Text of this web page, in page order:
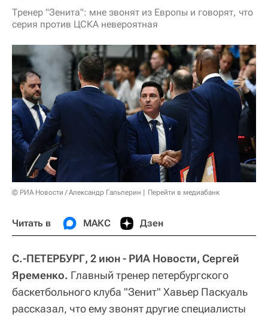
Тренер "Зенита": мне звонят из Европы и говорят, что
серия против ЦСКА невероятная
© РИА Новости / Александр Гальперин Перейти в медиабанк
Читать в МАКС Дзен
С.-ПЕТЕРБУРГ, 2 июн - РИА Новости, Сергей
Яременко. Главный тренер петербургского
баскетбольного клуба "Зенит" Хавьер Паскуаль
рассказал, что ему звонят другие специалисты